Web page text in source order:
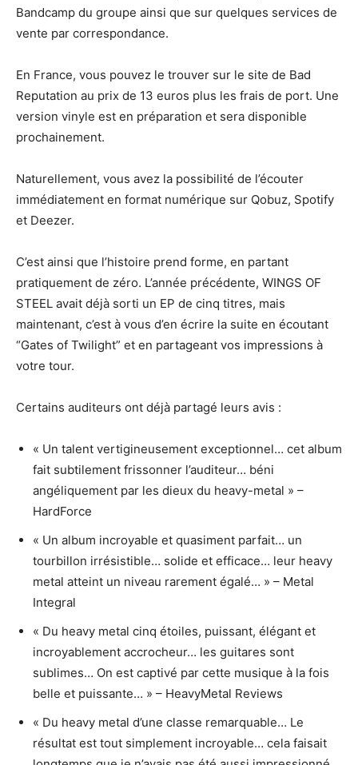
Bandcamp du groupe ainsi que sur quelques services de
vente par correspondance.
En France, vous pouvez le trouver sur le site de Bad
Reputation au prix de 13 euros plus les frais de port. Une
version vinyle est en préparation et sera disponible
prochainement.
Naturellement, vous avez la possibilité de l’écouter
immédiatement en format numérique sur Qobuz, Spotify
et Deezer.
C’est ainsi que l’histoire prend forme, en partant
pratiquement de zéro. L’année précédente, WINGS OF
STEEL avait déjà sorti un EP de cinq titres, mais
maintenant, c’est à vous d’en écrire la suite en écoutant
“Gates of Twilight” et en partageant vos impressions à
votre tour.
Certains auditeurs ont déjà partagé leurs avis :
« Un talent vertigineusement exceptionnel… cet album
fait subtilement frissonner l’auditeur… béni
angéliquement par les dieux du heavy-metal » –
HardForce
« Un album incroyable et quasiment parfait… un
tourbillon irrésistible… solide et efficace… leur heavy
metal atteint un niveau rarement égalé… » – Metal
Integral
« Du heavy metal cinq étoiles, puissant, élégant et
incroyablement accrocheur… les guitares sont
sublimes… On est captivé par cette musique à la fois
belle et puissante… » – HeavyMetal Reviews
« Du heavy metal d’une classe remarquable… Le
résultat est tout simplement incroyable… cela faisait